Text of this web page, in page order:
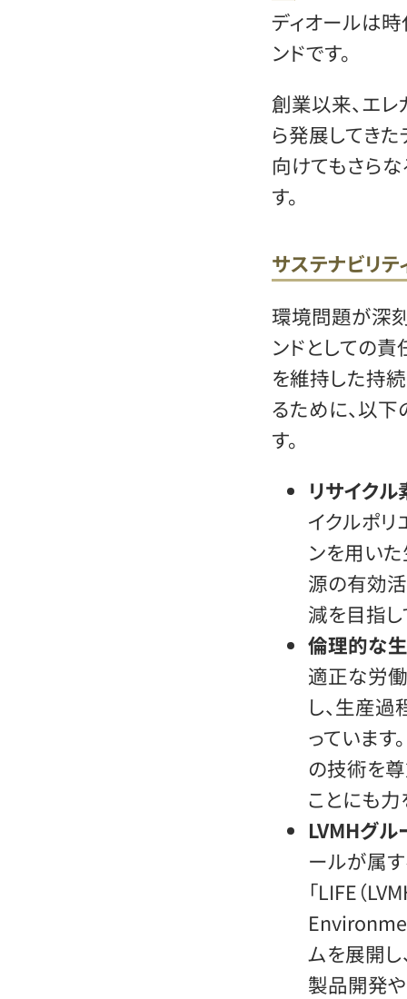
ディオールは
ンドです。
創業以来、エ
ら発展してき
向けてもさら
す。
サステナビリ
環境問題が深
ンドとしての責
を維持した持
るために、以
す。
リサイク
イクルポリ
ンを用い
源の有効
減を目指し
倫理的な
適正な労
し、生産
っています
の技術を
ことにも力
LVMHグル
ールが属
「LIFE（
ムを展開
製品開発